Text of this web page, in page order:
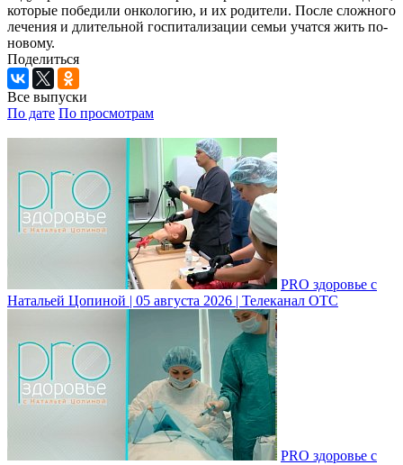
которые победили онкологию, и их родители. После сложного
лечения и длительной госпитализации семьи учатся жить по-
новому.
Поделиться
Все выпуски
По дате По просмотрам
PRO здоровье с
Натальей Цопиной | 05 августа 2026 | Телеканал ОТС
PRO здоровье с